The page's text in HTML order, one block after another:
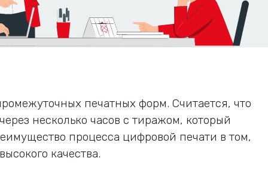
печатных форм. Считается, что
несколько часов с тиражом, который
процесса цифровой печати в том,
качества.